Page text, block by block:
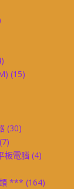
(15)
(30)
(7)
板電腦 (4)
*** (164)